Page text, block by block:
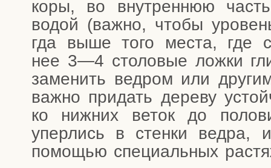
коры, во внут­рен­нюю
водой (важ­но, что­бы
гда выше того места, где
нее 3—4 сто­ло­вые лож­ки
заме­нить вед­ром или
важ­но при­дать дере­ву
ко ниж­них веток до
упер­лись в стен­ки вед­ра,
помо­щью спе­ци­аль­ных